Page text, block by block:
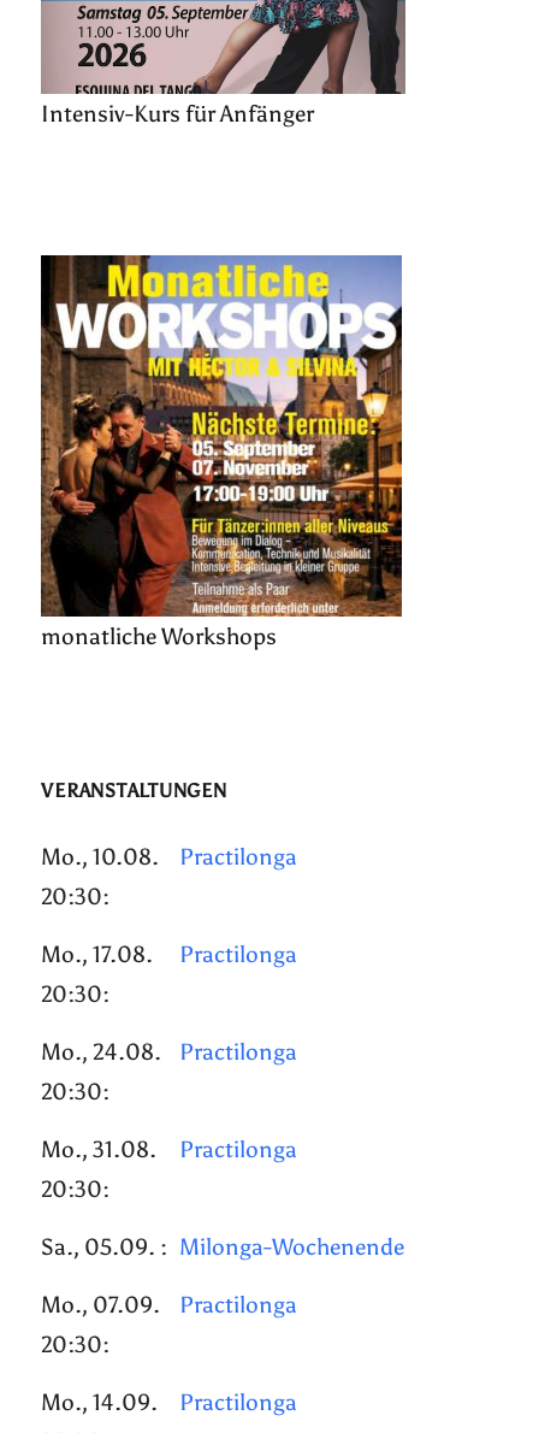
Intensiv-Kurs für Anfänger
monatliche Workshops
VERANSTALTUNGEN
Mo., 10.08.
20:30:
Practilonga
Mo., 17.08.
20:30:
Practilonga
Mo., 24.08.
20:30:
Practilonga
Mo., 31.08.
20:30:
Practilonga
Sa., 05.09. : Milonga-Wochenende
Mo., 07.09.
20:30:
Practilonga
Mo., 14.09.
Practilonga